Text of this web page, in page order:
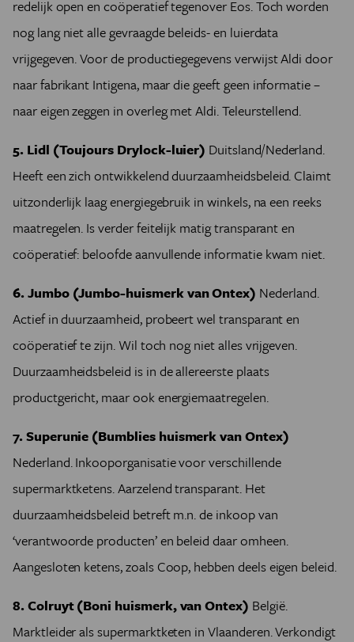
redelijk open en coöperatief tegenover Eos. Toch worden
nog lang niet alle gevraagde beleids- en luierdata
vrijgegeven. Voor de productiegegevens verwijst Aldi door
naar fabrikant Intigena, maar die geeft geen informatie –
naar eigen zeggen in overleg met Aldi. Teleurstellend.
5. Lidl (Toujours Drylock-luier) Duitsland/Nederland.
Heeft een zich ontwikkelend duurzaamheidsbeleid. Claimt
uitzonderlijk laag energiegebruik in winkels, na een reeks
maatregelen. Is verder feitelijk matig transparant en
coöperatief: beloofde aanvullende informatie kwam niet.
6. Jumbo (Jumbo-huismerk van Ontex) Nederland.
Actief in duurzaamheid, probeert wel transparant en
coöperatief te zijn. Wil toch nog niet alles vrijgeven.
Duurzaamheidsbeleid is in de allereerste plaats
productgericht, maar ook energiemaatregelen.
7. Superunie (Bumblies huismerk van Ontex)
Nederland. Inkooporganisatie voor verschillende
supermarktketens. Aarzelend transparant. Het
duurzaamheidsbeleid betreft m.n. de inkoop van
‘verantwoorde producten’ en beleid daar omheen.
Aangesloten ketens, zoals Coop, hebben deels eigen beleid.
8. Colruyt (Boni huismerk, van Ontex) België.
Marktleider als supermarktketen in Vlaanderen. Verkondigt